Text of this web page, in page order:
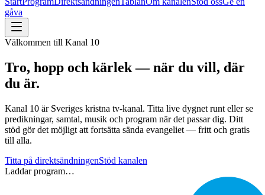
gåva
Välkommen till Kanal 10
Tro, hopp och kärlek — när du vill, där
du är.
Kanal 10 är Sveriges kristna tv-kanal. Titta live dygnet runt eller se
predikningar, samtal, musik och program när det passar dig. Ditt
stöd gör det möjligt att fortsätta sända evangeliet — fritt och gratis
till alla.
Titta på direktsändningenStöd kanalen
Laddar program…